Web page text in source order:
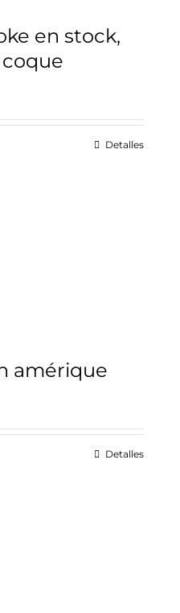
en stock,
Detalles
amérique
Detalles